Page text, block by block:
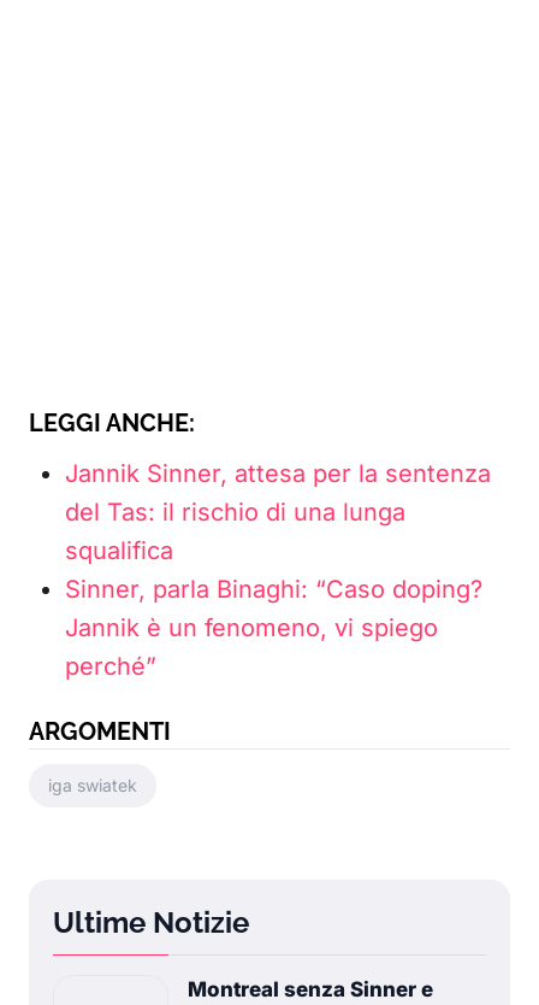
LEGGI ANCHE:
Jannik Sinner, attesa per la sentenza
del Tas: il rischio di una lunga
squalifica
Sinner, parla Binaghi: “Caso doping?
Jannik è un fenomeno, vi spiego
perché”
ARGOMENTI
iga swiatek
Ultime Notizie
Montreal senza Sinner e